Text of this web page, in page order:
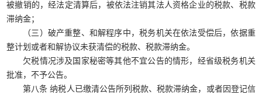
被撤销的，经法定清算后，被依法注销其法人资格企业的税款、税款
滞纳金；
（三）破产重整、和解程序中，税务机关在依法受偿后，依据重
整计划或者和解协议未获清偿的税款、税款滞纳金。
欠税情况涉及国家秘密等其他不宜公告的情形，经省级税务机关
批准，不予公告。
第八条 纳税人已缴清公告所列税款、税款滞纳金，或者因登记信